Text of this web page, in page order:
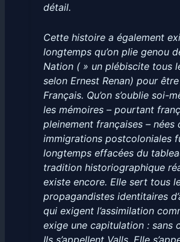
détail.
Cette histoire a également
longtemps qu’on plie genou
Nation ( » un plébiscite tous
selon Ernest Renan) pour
Français. Qu’on s’oublie soi-
les mémoires – pourtant
pleinement françaises – nées
immigrations postcoloniales
longtemps effacées du
tradition historiographique
existe encore. Elle sert tous
propagandistes identitaires
qui exigent l’assimilation
exige une capitulation : sans
Ils s’appellent Valls. Elle